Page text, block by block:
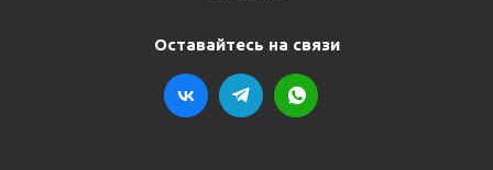
Оставайтесь на связи